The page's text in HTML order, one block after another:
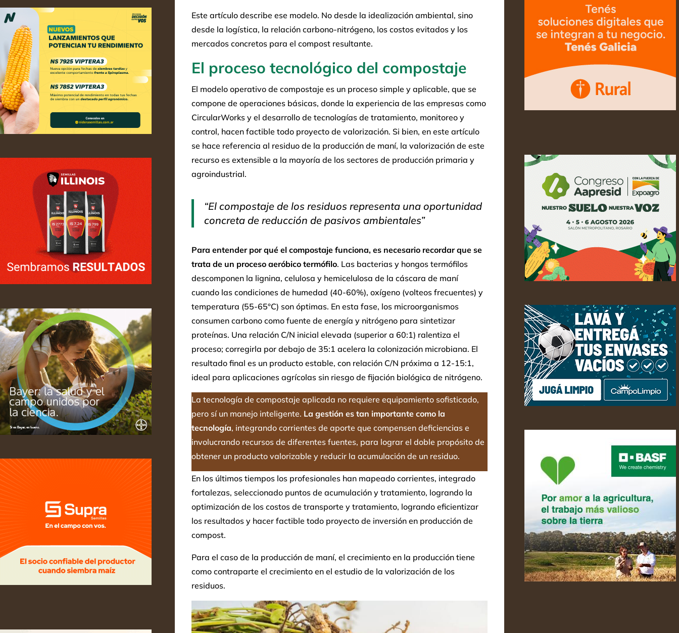
Este artículo describe ese modelo. No desde la idealización ambiental, sino
desde la logística, la relación carbono-nitrógeno, los costos evitados y los
mercados concretos para el compost resultante.
El proceso tecnológico del compostaje
El modelo operativo de compostaje es un proceso simple y aplicable, que se
compone de operaciones básicas, donde la experiencia de las empresas como
CircularWorks y el desarrollo de tecnologías de tratamiento, monitoreo y
control, hacen factible todo proyecto de valorización. Si bien, en este artículo
se hace referencia al residuo de la producción de maní, la valorización de este
recurso es extensible a la mayoría de los sectores de producción primaria y
agroindustrial.
“El compostaje de los residuos representa una oportunidad
concreta de reducción de pasivos ambientales”
Para entender por qué el compostaje funciona, es necesario recordar que se
trata de un proceso aeróbico termófilo. Las bacterias y hongos termófilos
descomponen la lignina, celulosa y hemicelulosa de la cáscara de maní
cuando las condiciones de humedad (40-60%), oxígeno (volteos frecuentes) y
temperatura (55-65°C) son óptimas. En esta fase, los microorganismos
consumen carbono como fuente de energía y nitrógeno para sintetizar
proteínas. Una relación C/N inicial elevada (superior a 60:1) ralentiza el
proceso; corregirla por debajo de 35:1 acelera la colonización microbiana. El
resultado final es un producto estable, con relación C/N próxima a 12-15:1,
ideal para aplicaciones agrícolas sin riesgo de fijación biológica de nitrógeno.
La tecnología de compostaje aplicada no requiere equipamiento sofisticado,
pero sí un manejo inteligente. La gestión es tan importante como la
tecnología, integrando corrientes de aporte que compensen deficiencias e
involucrando recursos de diferentes fuentes, para lograr el doble propósito de
obtener un producto valorizable y reducir la acumulación de un residuo.
En los últimos tiempos los profesionales han mapeado corrientes, integrado
fortalezas, seleccionado puntos de acumulación y tratamiento, logrando la
optimización de los costos de transporte y tratamiento, logrando eficientizar
los resultados y hacer factible todo proyecto de inversión en producción de
compost.
Para el caso de la producción de maní, el crecimiento en la producción tiene
como contraparte el crecimiento en el estudio de la valorización de los
residuos.